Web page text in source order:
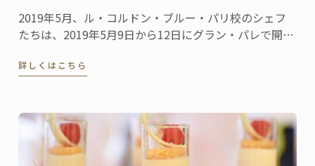
2019年5月、ル・コルドン・ブルー・パリ校のシェフ
たちは、2019年5月9日から12日にグラン・パレで開催
露しました。ブリファー・シェフは、ローラン・ペリ
詳しくはこちら